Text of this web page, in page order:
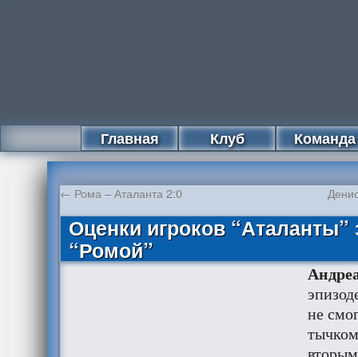
Главная Клуб Команда
← Рома – Аталанта 2:0
Оценки игроков “Аталанты”
“Ромой”
не